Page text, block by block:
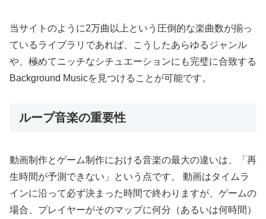
当サイトのように2万曲以上という圧倒的な楽曲数が揃っ
ているライブラリであれば、こうしたあらゆるジャンル
や、極めてニッチなシチュエーションにも完璧に合致する
Background Musicを見つけることが可能です。
ループ音楽の重要性
動画制作とゲーム制作における音楽の最大の違いは、「再
生時間が予測できない」という点です。 動画はタイムラ
インに沿って必ず決まった時間で終わりますが、ゲームの
場合、プレイヤーがそのマップに何分（あるいは何時間）